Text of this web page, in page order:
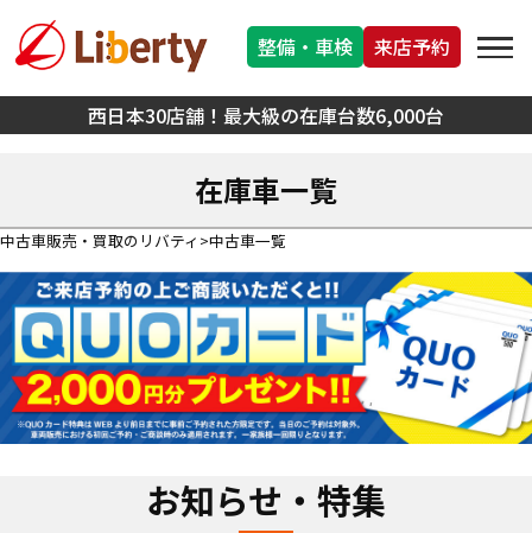
西日本30店舗！最大級の在庫台数6,000台
整備・車検 来店予約
在庫車一覧
中古車販売・買取のリバティ 中古車一覧
お知らせ・特集